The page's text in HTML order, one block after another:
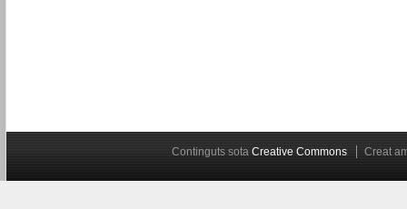
Continguts sotaCreative Commons Creat